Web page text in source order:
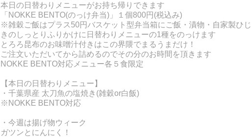
本日の日替わりメニューがお持ち帰りできます
「NOKKE BENTO(のっけ弁当)」１個800円(税込み)
※雑穀ご飯はプラス50円バスケット型弁当箱にご飯・漬物・自家製ひじ
きのしっとりふりかけに 日替わりメニューの1種をのっけます
とろろ昆布のお味噌汁付きはこの界隈でまるうまだけ！
ご注文いただいてから詰めるのでその分のお時間を頂きます
NOKKE BENTO対応メニュー各５食限定
【本日の日替わりメニュー】
・千葉県産 太刀魚の塩焼き (雑穀or白飯)
※NOKKE BENTO対応
・今週は揚げ物ウィーク
ガツンとにんにく！